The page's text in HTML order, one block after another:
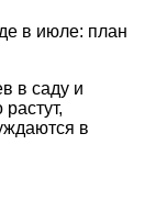
в июле: план
в саду и
в